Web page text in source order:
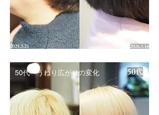
50代 うねり広がりの変化